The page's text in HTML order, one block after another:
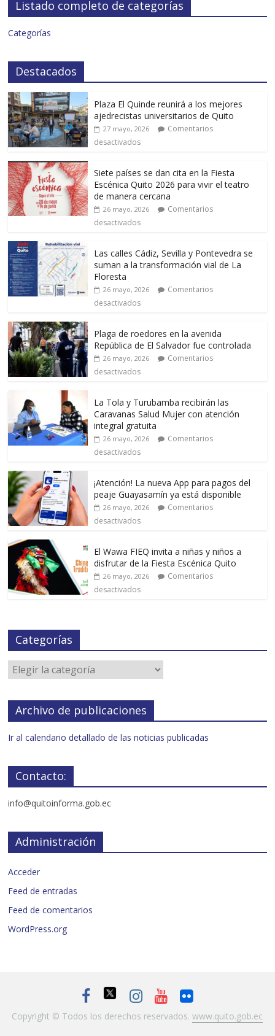
Listado completo de categorías
Categorías
Destacados
Plaza El Quinde reunirá a los mejores
ajedrecistas universitarios de Quito
27 mayo, 2026
Comentarios
desactivados
Siete países se dan cita en la Fiesta
Escénica Quito 2026 para vivir el teatro
de manera cercana
26 mayo, 2026
Comentarios
desactivados
Las calles Cádiz, Sevilla y Pontevedra se
suman a la transformación vial de La
Floresta
26 mayo, 2026
Comentarios
desactivados
Plaga de roedores en la avenida
República de El Salvador fue controlada
26 mayo, 2026
Comentarios
desactivados
La Tola y Turubamba recibirán las
Caravanas Salud Mujer con atención
integral gratuita
26 mayo, 2026
Comentarios
desactivados
¡Atención! La nueva App para pagos del
peaje Guayasamín ya está disponible
26 mayo, 2026
Comentarios
desactivados
El Wawa FIEQ invita a niñas y niños a
disfrutar de la Fiesta Escénica Quito
26 mayo, 2026
Comentarios
desactivados
Categorías
Archivo de publicaciones
Ir al calendario detallado de las noticias publicadas
Contacto:
info@quitoinforma.gob.ec
Administración
Acceder
Feed de entradas
Feed de comentarios
WordPress.org
Copyright © Todos los derechos reservados.www.quito.gob.ec